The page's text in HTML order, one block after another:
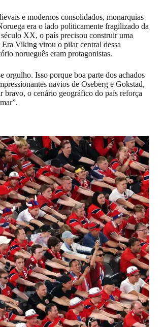
e modernos consolidados, monarquias
era o lado politicamente fragilizado da
XX, o país precisou construir uma
Viking virou o pilar central dessa
norueguês eram protagonistas.
orgulho. Isso porque boa parte dos achados
navios de Oseberg e Gokstad,
bravo, o cenário geográfico do país reforça